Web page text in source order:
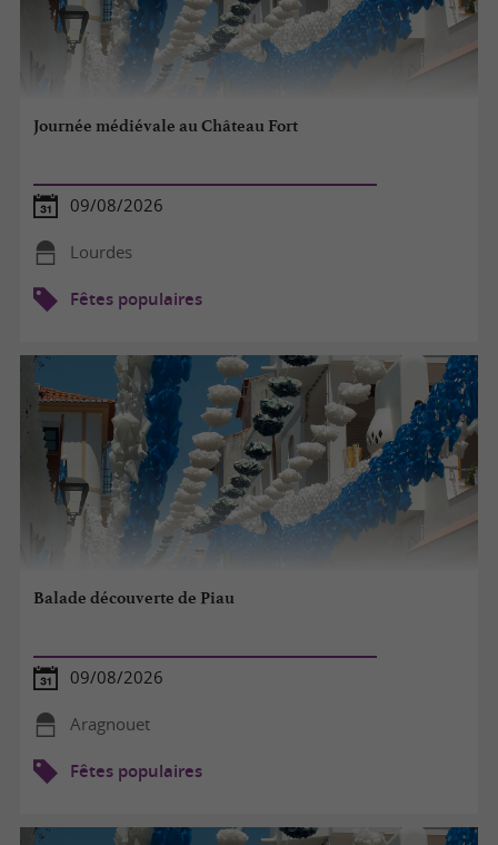
Journée médiévale au Château Fort
09/08/2026
Lourdes
Fêtes populaires
Balade découverte de Piau
09/08/2026
Aragnouet
Fêtes populaires